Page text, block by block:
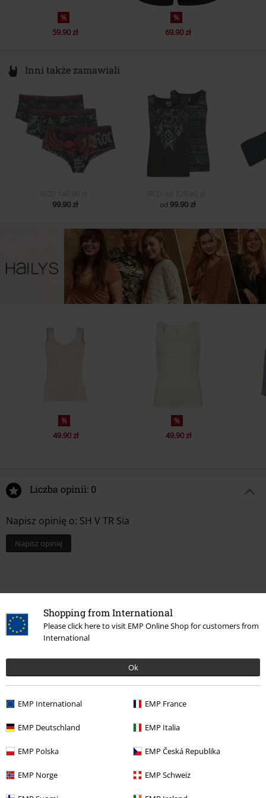
Shopping from International
Please click here to visit EMP Online Shop for customers from
International
Ok
EMP International EMP France
EMP Deutschland EMP Italia
EMP Polska EMP Česká Republika
EMP Norge EMP Schweiz
%
59.90 zł
%
69.90 zł
Inni także zamawiali
99.90 zł
od 99.90 zł
%
49.90 zł
%
49.90 zł
Liczba opinii: 0
Napisz opinię o: SH V TR Sia
Napisz opinię